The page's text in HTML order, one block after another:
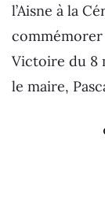
l’Aisne à la
commémorer
Victoire du 8
le maire,